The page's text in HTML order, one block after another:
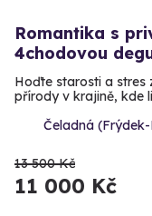
Romantika s
4chodovou
Hoďte starosti a stres
přírody v krajině, kde
Čeladná
13 500 Kč
11 000 Kč